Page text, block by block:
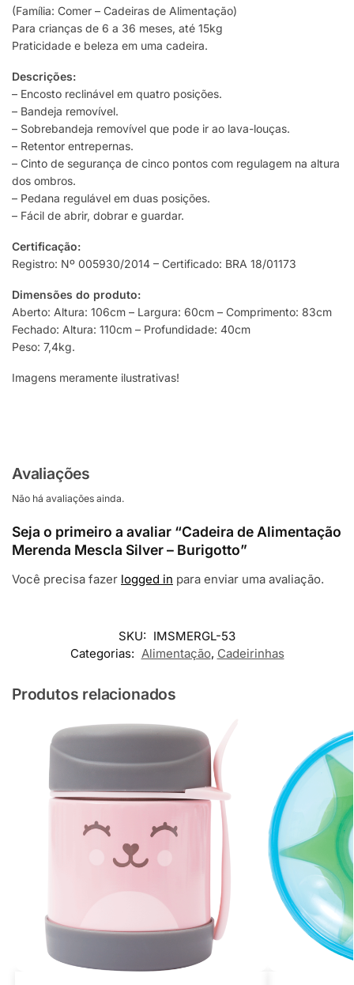
(Família: Comer – Cadeiras de Alimentação)
Para crianças de 6 a 36 meses, até 15kg
Praticidade e beleza em uma cadeira.
Descrições:
– Encosto reclinável em quatro posições.
– Bandeja removível.
– Sobrebandeja removível que pode ir ao lava-louças.
– Retentor entrepernas.
– Cinto de segurança de cinco pontos com regulagem na altura
dos ombros.
– Pedana regulável em duas posições.
– Fácil de abrir, dobrar e guardar.
Certificação:
Registro: Nº 005930/2014 – Certificado: BRA 18/01173
Dimensões do produto:
Aberto: Altura: 106cm – Largura: 60cm – Comprimento: 83cm
Fechado: Altura: 110cm – Profundidade: 40cm
Peso: 7,4kg.
Imagens meramente ilustrativas!
Avaliações
Não há avaliações ainda.
Seja o primeiro a avaliar “Cadeira de Alimentação
Merenda Mescla Silver – Burigotto”
Você precisa fazer logged in para enviar uma avaliação.
SKU: IMSMERGL-53
Categorias: Alimentação, Cadeirinhas
Produtos relacionados